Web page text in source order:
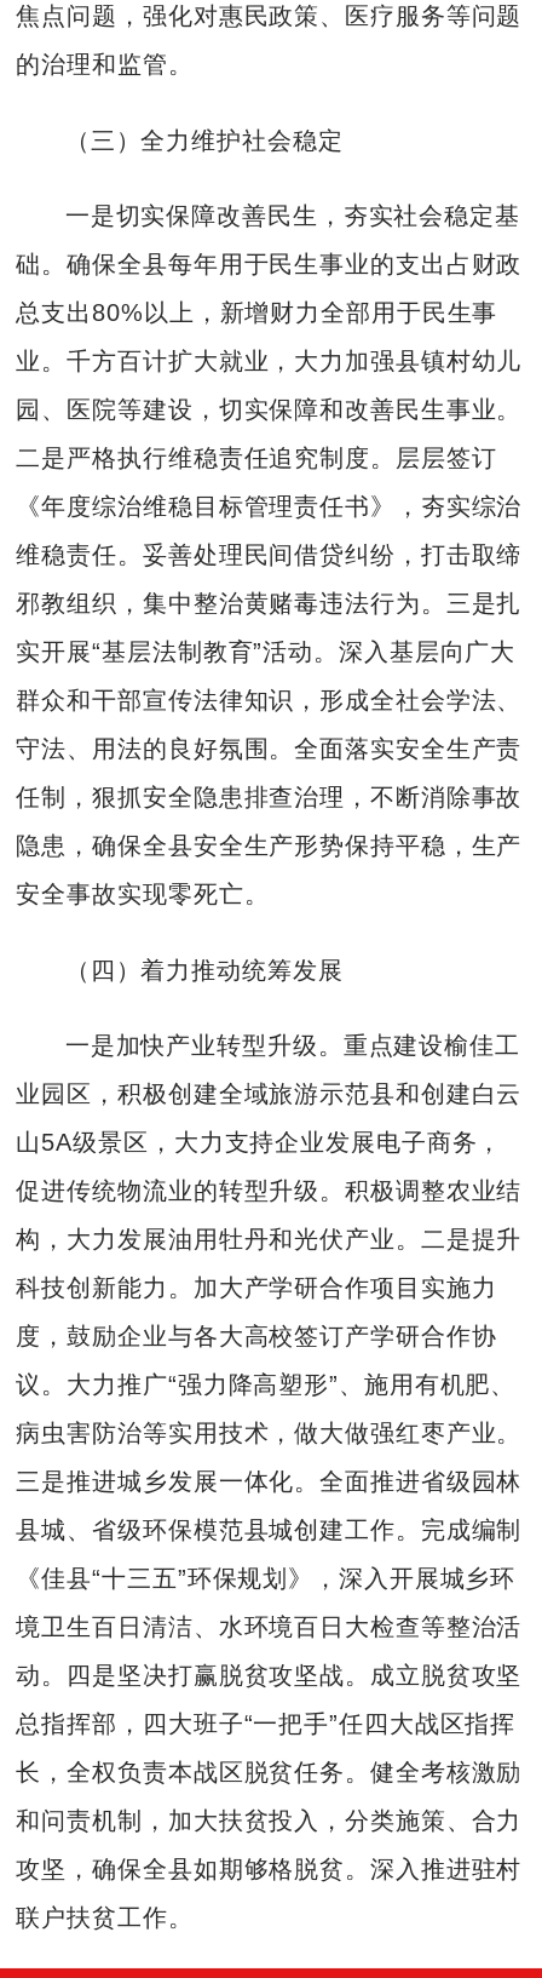
焦点问题，强化对惠民政策、医疗服务等问题
的治理和监管。
（三）全力维护社会稳定
一是切实保障改善民生，夯实社会稳定基
础。确保全县每年用于民生事业的支出占财政
总支出80%以上，新增财力全部用于民生事
业。千方百计扩大就业，大力加强县镇村幼儿
园、医院等建设，切实保障和改善民生事业。
二是严格执行维稳责任追究制度。层层签订
《年度综治维稳目标管理责任书》，夯实综治
维稳责任。妥善处理民间借贷纠纷，打击取缔
邪教组织，集中整治黄赌毒违法行为。三是扎
实开展“基层法制教育”活动。深入基层向广大
群众和干部宣传法律知识，形成全社会学法、
守法、用法的良好氛围。全面落实安全生产责
任制，狠抓安全隐患排查治理，不断消除事故
隐患，确保全县安全生产形势保持平稳，生产
安全事故实现零死亡。
（四）着力推动统筹发展
一是加快产业转型升级。重点建设榆佳工
业园区，积极创建全域旅游示范县和创建白云
山5A级景区，大力支持企业发展电子商务，
促进传统物流业的转型升级。积极调整农业结
构，大力发展油用牡丹和光伏产业。二是提升
科技创新能力。加大产学研合作项目实施力
度，鼓励企业与各大高校签订产学研合作协
议。大力推广“强力降高塑形”、施用有机肥、
病虫害防治等实用技术，做大做强红枣产业。
三是推进城乡发展一体化。全面推进省级园林
县城、省级环保模范县城创建工作。完成编制
《佳县“十三五”环保规划》，深入开展城乡环
境卫生百日清洁、水环境百日大检查等整治活
动。四是坚决打赢脱贫攻坚战。成立脱贫攻坚
总指挥部，四大班子“一把手”任四大战区指挥
长，全权负责本战区脱贫任务。健全考核激励
和问责机制，加大扶贫投入，分类施策、合力
攻坚，确保全县如期够格脱贫。深入推进驻村
联户扶贫工作。